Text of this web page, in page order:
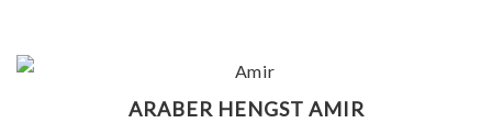
ARABER HENGST AMIR